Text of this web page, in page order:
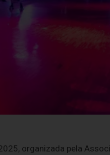
organizada pela